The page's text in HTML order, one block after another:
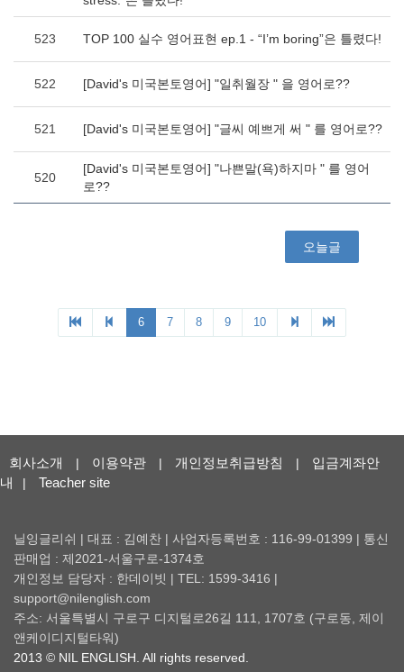
회사소개 | 이용약관 | 개인정보취급방침 |
입금계좌안
내
| Teacher site
닐잉글리쉬 | 대표 : 김예찬 | 사업자등록번호 : 116-99-01399 | 통신
판매업 : 제2021-서울구로-1374호
개인정보 담당자 : 한데이빗 | TEL: 1599-3416 |
support@nilenglish.com
주소: 서울특별시 구로구 디지털로26길 111, 1707호 (구로동, 제이
앤케이디지털타워)
2013 © NIL ENGLISH. All rights reserved.